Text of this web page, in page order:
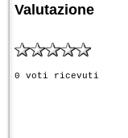
Valutazione
0 voti ricevuti